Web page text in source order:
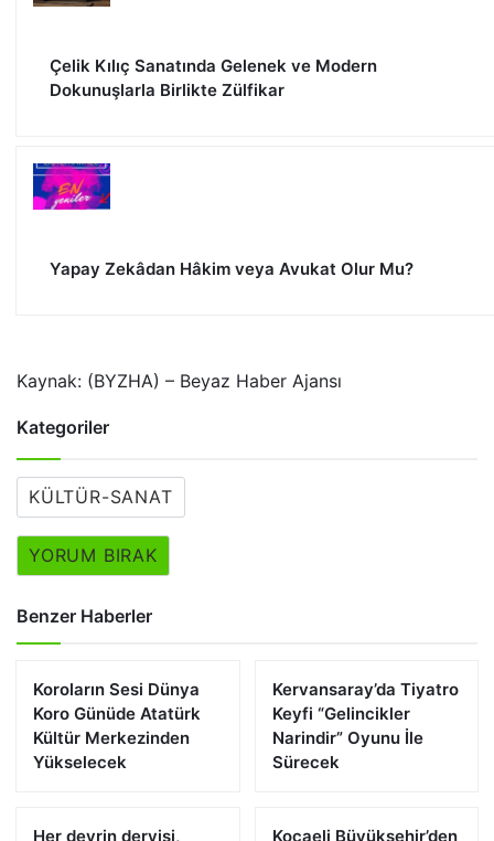
Çelik Kılıç Sanatında Gelenek ve Modern
Dokunuşlarla Birlikte Zülfikar
Yapay Zekâdan Hâkim veya Avukat Olur Mu?
Kaynak: (BYZHA) – Beyaz Haber Ajansı
Kategoriler
KÜLTÜR-SANAT
YORUM BIRAK
Benzer Haberler
Koroların Sesi Dünya
Koro Günüde Atatürk
Kültür Merkezinden
Yükselecek
Kervansaray’da Tiyatro
Keyfi “Gelincikler
Narindir” Oyunu İle
Sürecek
Her devrin dervişi, Kocaeli Büyükşehir’den